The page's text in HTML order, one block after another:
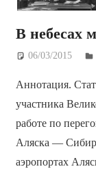
В небесах
06/03/2015
Аннотация.
участника
работе по
Аляска —
аэропортах